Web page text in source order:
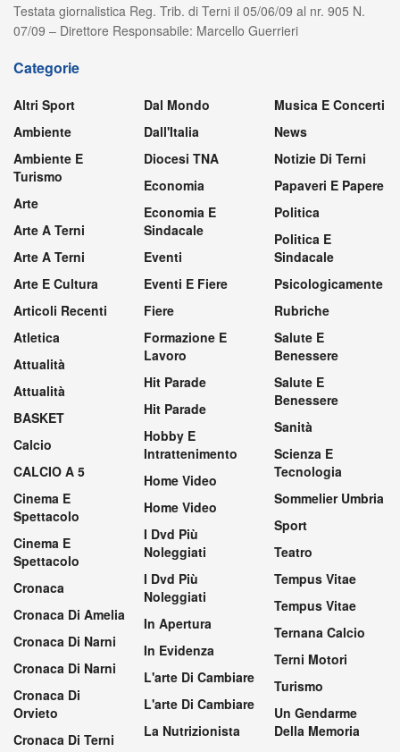
Testata giornalistica Reg. Trib. di Terni il 05/06/09 al nr. 905 N.
07/09 – Direttore Responsabile: Marcello Guerrieri
Categorie
Altri Sport
Ambiente
Ambiente E
Turismo
Arte
Arte A Terni
Arte A Terni
Arte E Cultura
Articoli Recenti
Atletica
Attualità
Attualità
BASKET
Calcio
CALCIO A 5
Cinema E
Spettacolo
Cinema E
Spettacolo
Cronaca
Cronaca Di Amelia
Cronaca Di Narni
Cronaca Di Narni
Cronaca Di
Orvieto
Cronaca Di Terni
Dal Mondo
Dall'Italia
Diocesi TNA
Economia
Economia E
Sindacale
Eventi
Eventi E Fiere
Fiere
Formazione E
Lavoro
Hit Parade
Hit Parade
Hobby E
Intrattenimento
Home Video
Home Video
I Dvd Più
Noleggiati
I Dvd Più
Noleggiati
In Apertura
In Evidenza
L'arte Di Cambiare
L'arte Di Cambiare
La Nutrizionista
Musica E Concerti
News
Notizie Di Terni
Papaveri E Papere
Politica
Politica E
Sindacale
Psicologicamente
Rubriche
Salute E
Benessere
Salute E
Benessere
Sanità
Scienza E
Tecnologia
Sommelier Umbria
Sport
Teatro
Tempus Vitae
Tempus Vitae
Ternana Calcio
Terni Motori
Turismo
Un Gendarme
Della Memoria